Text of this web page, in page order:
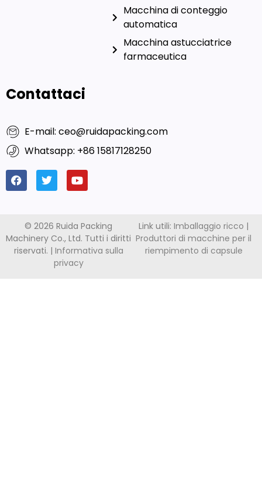
Macchina di conteggio
automatica
Macchina astucciatrice
farmaceutica
Contattaci
E-mail: ceo@ruidapacking.com
Whatsapp: +86 15817128250
© 2026 Ruida Packing
Machinery Co., Ltd. Tutti i diritti
riservati. | Informativa sulla
privacy
Link utili: Imballaggio ricco |
Produttori di macchine per il
riempimento di capsule